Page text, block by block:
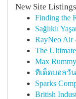
New Site Listings
Finding the
Sağlıklı
RayNeo Air
The
Max
ทีเด็ดบอลวั
Sparks
British